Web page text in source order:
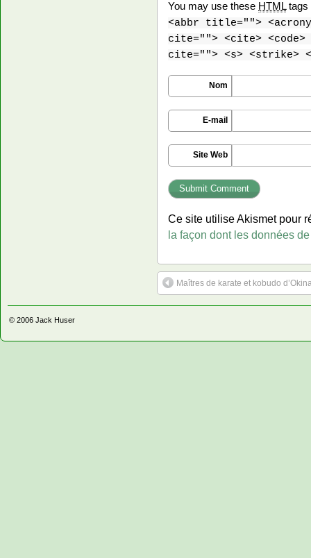
You may use these HTMLtags
<abbr title="">
cite=""> <cite> <code>
cite=""> <s> <strike>
Nom
E-mail
Site Web
Ce site utilise Akismet pour
la façon dont les données
Maîtres de karate et kobudo
© 2006 Jack Huser